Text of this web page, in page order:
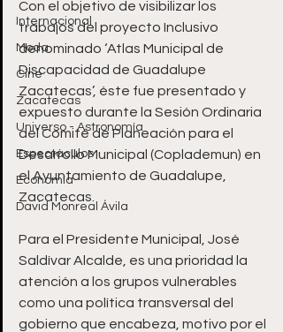
Internacional
Moda
Cine
Zacatecas
Universo - Astronomía
Espectáculos
Economía
David Monreal Ávila
Con el objetivo de visibilizar los
trabajos del proyecto Inclusivo
denominado ‘Atlas Municipal de
Discapacidad de Guadalupe
Zacatecas’, éste fue presentado y
expuesto durante la Sesión Ordinaria
del Comité de Planeación para el
Desarrollo Municipal (Coplademun) en
el Ayuntamiento de Guadalupe,
Zacatecas.
Para el Presidente Municipal, José
Saldívar Alcalde, es una prioridad la
atención a los grupos vulnerables
como una política transversal del
gobierno que encabeza, motivo por el